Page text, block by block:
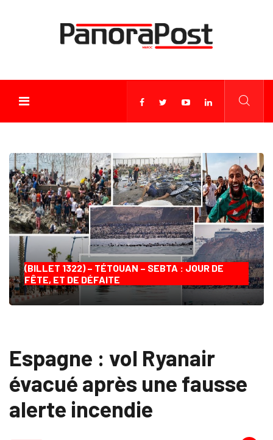
(BILLET 1322) – TÉTOUAN – SEBTA : JOUR DE
FÊTE, ET DE DÉFAITE
Espagne : vol Ryanair
évacué après une fausse
alerte incendie